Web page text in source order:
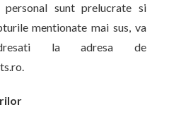
sunt prelucrate si
mentionate mai sus, va
la adresa de